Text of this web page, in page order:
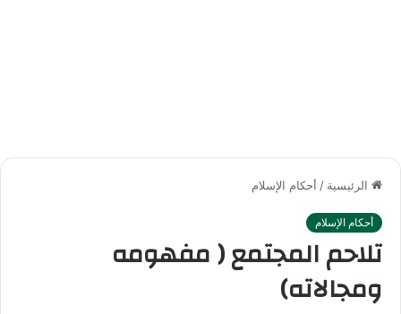
الرئيسية / أحكام الإسلام
أحكام الإسلام
تلاحم المجتمع ( مفهومه
ومجالاته)